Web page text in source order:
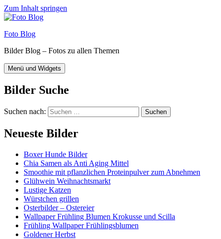
Zum Inhalt springen
Foto Blog
Bilder Blog – Fotos zu allen Themen
Menü und Widgets
Bilder Suche
Suchen nach:
Neueste Bilder
Boxer Hunde Bilder
Chia Samen als Anti Aging Mittel
Smoothie mit pflanzlichen Proteinpulver zum Abnehmen
Glühwein Weihnachtsmarkt
Lustige Katzen
Würstchen grillen
Osterbilder – Ostereier
Wallpaper Frühling Blumen Krokusse und Scilla
Frühling Wallpaper Frühlingsblumen
Goldener Herbst